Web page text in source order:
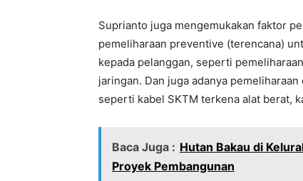
Suprianto juga mengemukakan faktor
pemeliharaan preventive (terencana)
kepada pelanggan, seperti
jaringan. Dan juga adanya
seperti kabel SKTM terkena alat berat,
Baca Juga : Hutan Bakau di
Proyek Pembangunan